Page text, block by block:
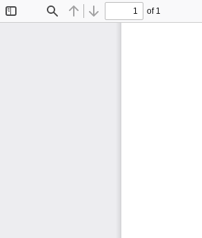
Find Previous
Next
of 1